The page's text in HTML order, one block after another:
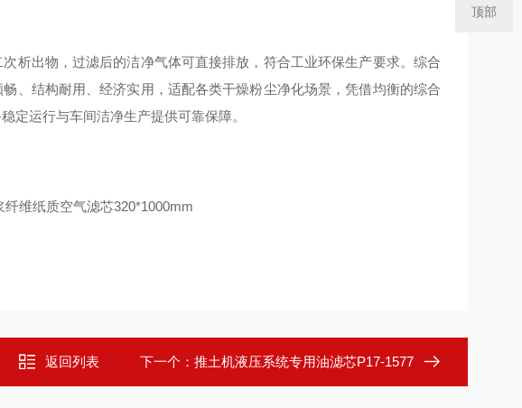
析出物，过滤后的洁净气体可直接排放，符合工业环保生产要求。综合
、结构耐用、经济实用，适配各类干燥粉尘净化场景，凭借均衡的综合
定运行与车间洁净生产提供可靠保障。
返回列表 下一个： 推土机液压系统专用油滤芯P17-1577
顶部